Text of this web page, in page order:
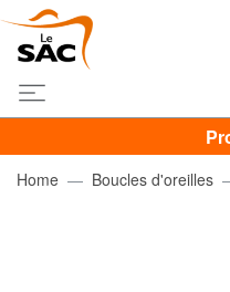
Promo
Home Boucles d'oreilles